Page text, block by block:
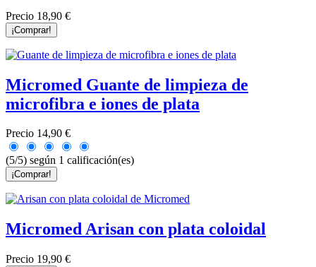
Precio 18,90 €
¡Comprar!
Micromed Guante de limpieza de
microfibra e iones de plata
Precio 14,90 €
(5/5) según 1 calificación(es)
¡Comprar!
Micromed Arisan con plata coloidal
Precio 19,90 €